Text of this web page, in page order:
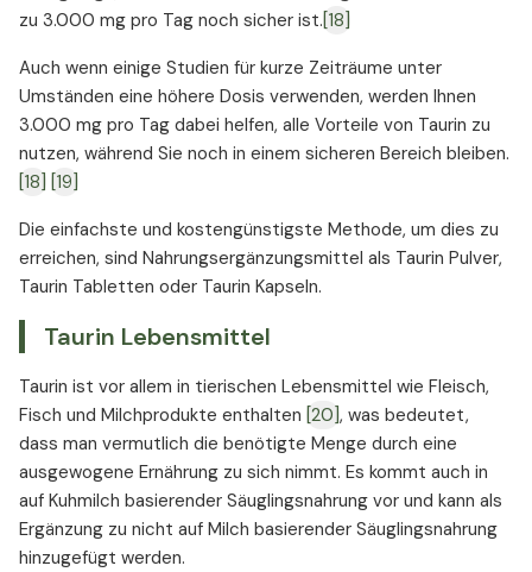
zu 3.000 mg pro Tag noch sicher ist. [18]
Auch wenn einige Studien für kurze Zeiträume unter
Umständen eine höhere Dosis verwenden, werden Ihnen
3.000 mg pro Tag dabei helfen, alle Vorteile von Taurin zu
nutzen, während Sie noch in einem sicheren Bereich bleiben.
[18]
[19]
Die einfachste und kostengünstigste Methode, um dies zu
erreichen, sind Nahrungsergänzungsmittel als Taurin Pulver,
Taurin Tabletten oder Taurin Kapseln.
Taurin Lebensmittel
Taurin ist vor allem in tierischen Lebensmittel wie Fleisch,
Fisch und Milchprodukte enthalten [20] , was bedeutet,
dass man vermutlich die benötigte Menge durch eine
ausgewogene Ernährung zu sich nimmt. Es kommt auch in
auf Kuhmilch basierender Säuglingsnahrung vor und kann als
Ergänzung zu nicht auf Milch basierender Säuglingsnahrung
hinzugefügt werden.